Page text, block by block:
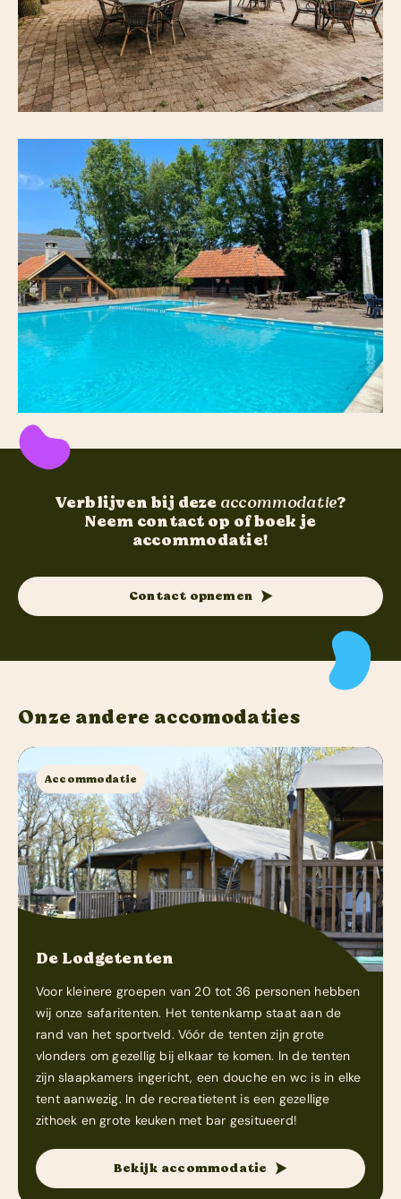
Verblijven bij dezeaccommodatie?
Neem contact op of boek je
accommodatie!
Contact opnemen
Onze andere accomodaties
Accommodatie
De Lodgetenten
Voor kleinere groepen van 20 tot 36 personen hebben
wij onze safaritenten. Het tentenkamp staat aan de
rand van het sportveld. Vóór de tenten zijn grote
vlonders om gezellig bij elkaar te komen. In de tenten
zijn slaapkamers ingericht, een douche en wc is in elke
tent aanwezig. In de recreatietent is een gezellige
zithoek en grote keuken met bar gesitueerd!
Bekijk accommodatie